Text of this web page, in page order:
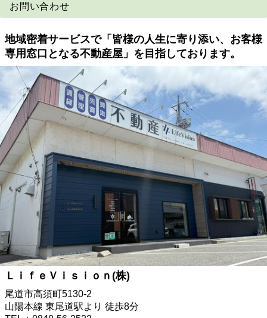
お問い合わせ
地域密着サービスで「皆様の人生に寄り添い、お客様
専用窓口となる不動産屋」を目指しております。
ＬｉｆｅＶｉｓｉｏｎ(株)
尾道市高須町5130-2
山陽本線 東尾道駅より 徒歩8分